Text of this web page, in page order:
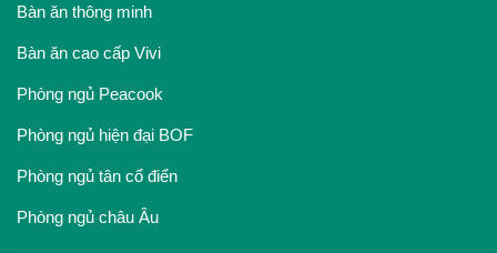
Bàn ăn thông minh
Bàn ăn cao cấp Vivi
Phòng ngủ Peacook
Phòng ngủ hiện đại BOF
Phòng ngủ tân cổ điển
Phòng ngủ châu Âu